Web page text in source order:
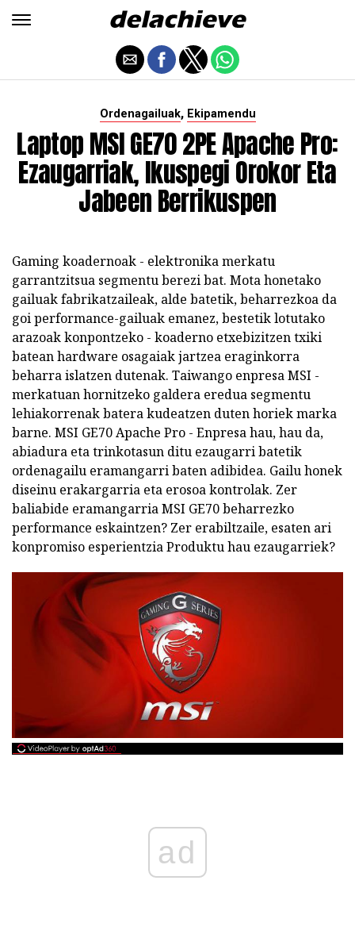
Ordenagailuak, Ekipamendu
Laptop MSI GE70 2PE Apache Pro:
Ezaugarriak, Ikuspegi Orokor Eta
Jabeen Berrikuspen
Gaming koadernoak - elektronika merkatu
garrantzitsua segmentu berezi bat. Mota honetako
gailuak fabrikatzaileak, alde batetik, beharrezkoa da
goi performance-gailuak emanez, bestetik lotutako
arazoak konpontzeko - koaderno etxebizitzen txiki
batean hardware osagaiak jartzea eraginkorra
beharra islatzen dutenak. Taiwango enpresa MSI -
merkatuan hornitzeko galdera eredua segmentu
lehiakorrenak batera kudeatzen duten horiek marka
barne. MSI GE70 Apache Pro - Enpresa hau, hau da,
abiadura eta trinkotasun ditu ezaugarri batetik
ordenagailu eramangarri baten adibidea. Gailu honek
diseinu erakargarria eta erosoa kontrolak. Zer
baliabide eramangarria MSI GE70 beharrezko
performance eskaintzen? Zer erabiltzaile, esaten ari
konpromiso esperientzia Produktu hau ezaugarriek?
ad